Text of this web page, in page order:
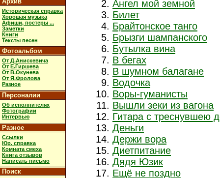
Историческая справка
Хорошая музыка
Афиши, постеры ...
Заметки
Книги
Тексты песен
Фотоальбом
От Д.Анискевича
От Е.Гиршева
От В.Окунева
От Я.Фролова
Разное
Персоналии
Об исполнителях
Фотографии
Интервью
Разное
Ссылки
Юр. справка
Комната смеха
Книга отзывов
Написать письмо
Поиск
Ангел мой земной
Билет
Брайтонское танго
Брызги шампанского
Бутылка вина
В бегах
В шумном балагане
Водочка
Воры-гуманисты
Вышли зеки из вагона
Гитара с треснувшею
Деньги
Держи вора
Диетпитание
Дядя Юзик
Ещё не поздно